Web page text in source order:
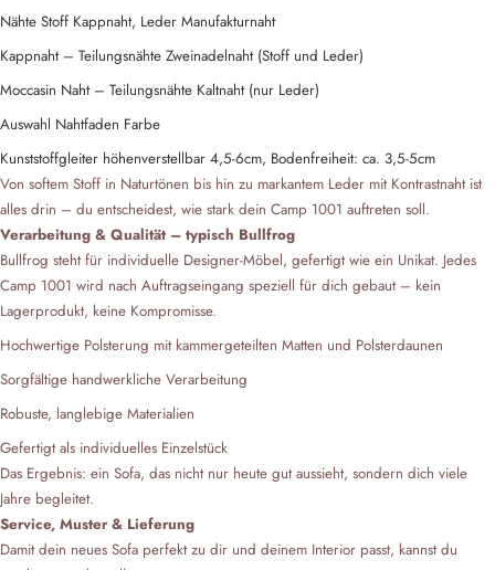
Nähte Stoff Kappnaht, Leder Manufakturnaht
Kappnaht – Teilungsnähte Zweinadelnaht (Stoff und Leder)
Moccasin Naht – Teilungsnähte Kaltnaht (nur Leder)
Auswahl Nahtfaden Farbe
Kunststoffgleiter höhenverstellbar 4,5-6cm, Bodenfreiheit: ca. 3,5-5cm
Von softem Stoff in Naturtönen bis hin zu markantem Leder mit Kontrastnaht ist
alles drin – du entscheidest, wie stark dein Camp 1001 auftreten soll.
Verarbeitung & Qualität – typisch Bullfrog
Bullfrog steht für individuelle Designer-Möbel, gefertigt wie ein Unikat. Jedes
Camp 1001 wird nach Auftragseingang speziell für dich gebaut – kein
Lagerprodukt, keine Kompromisse.
Hochwertige Polsterung mit kammergeteilten Matten und Polsterdaunen
Sorgfältige handwerkliche Verarbeitung
Robuste, langlebige Materialien
Gefertigt als individuelles Einzelstück
Das Ergebnis: ein Sofa, das nicht nur heute gut aussieht, sondern dich viele
Jahre begleitet.
Service, Muster & Lieferung
Damit dein neues Sofa perfekt zu dir und deinem Interior passt, kannst du